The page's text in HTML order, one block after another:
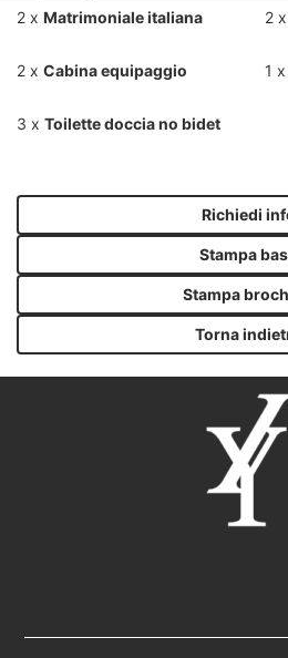
2 x Matrimoniale italiana 2 x
2 x Cabina equipaggio 1 x
3 x Toilette doccia no bidet
Richiedi
Stampa
Stampa
Torna